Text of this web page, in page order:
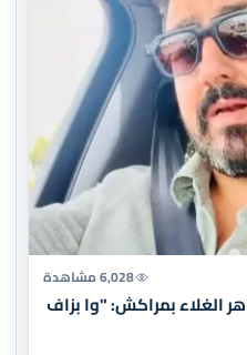
6,028 مشاهدة
الغلاء بمراكش: "وا بزاف